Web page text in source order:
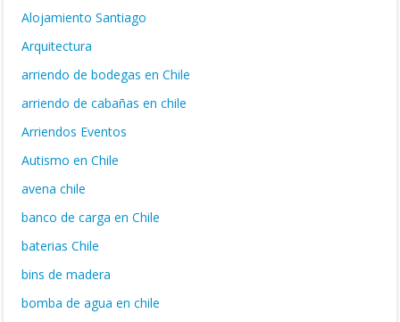
Alojamiento Santiago
Arquitectura
arriendo de bodegas en Chile
arriendo de cabañas en chile
Arriendos Eventos
Autismo en Chile
avena chile
banco de carga en Chile
baterias Chile
bins de madera
bomba de agua en chile